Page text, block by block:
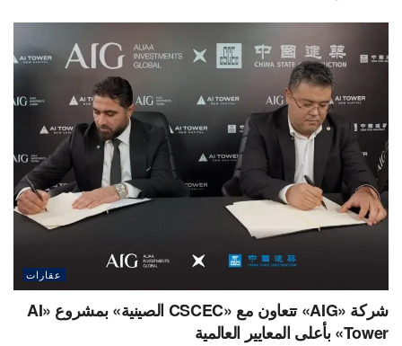
عقارات
شركة «AIG» تتعاون مع «CSCEC الصينية» بمشروع «AI
Tower» بأعلى المعايير العالمية